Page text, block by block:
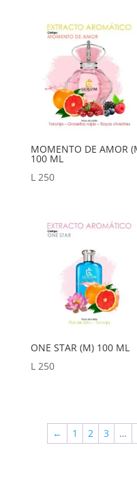
MOMENTO DE AMOR
100 ML
L250
ONE STAR (M) 100 ML
L250
← 1 2 3 …